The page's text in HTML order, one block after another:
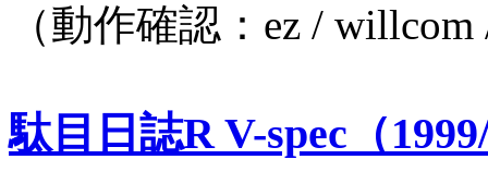
（動作確認：ez /
駄目日誌R V-spec（